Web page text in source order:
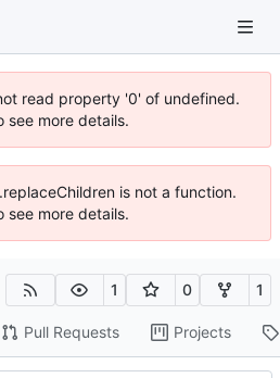
read property '0' of undefined.
see more details.
is not a function.
see more details.
1 0 1
Pull Requests Projects